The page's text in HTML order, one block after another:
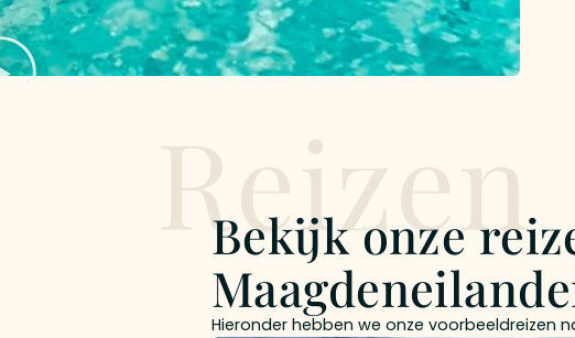
Bekijk onze
Reizen
Hieronder hebben we onze voorbeeldreizen